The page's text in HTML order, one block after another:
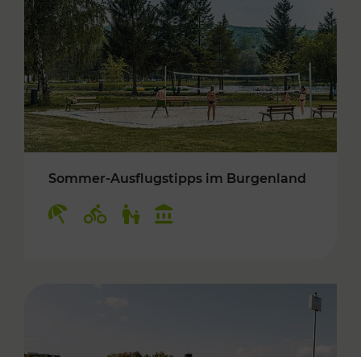
Sommer-Ausflugstipps im Burgenland